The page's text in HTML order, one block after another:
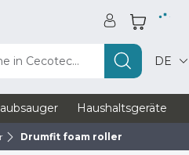
in Cecotec... DE
Haushaltsgeräte
Drumfit foam roller